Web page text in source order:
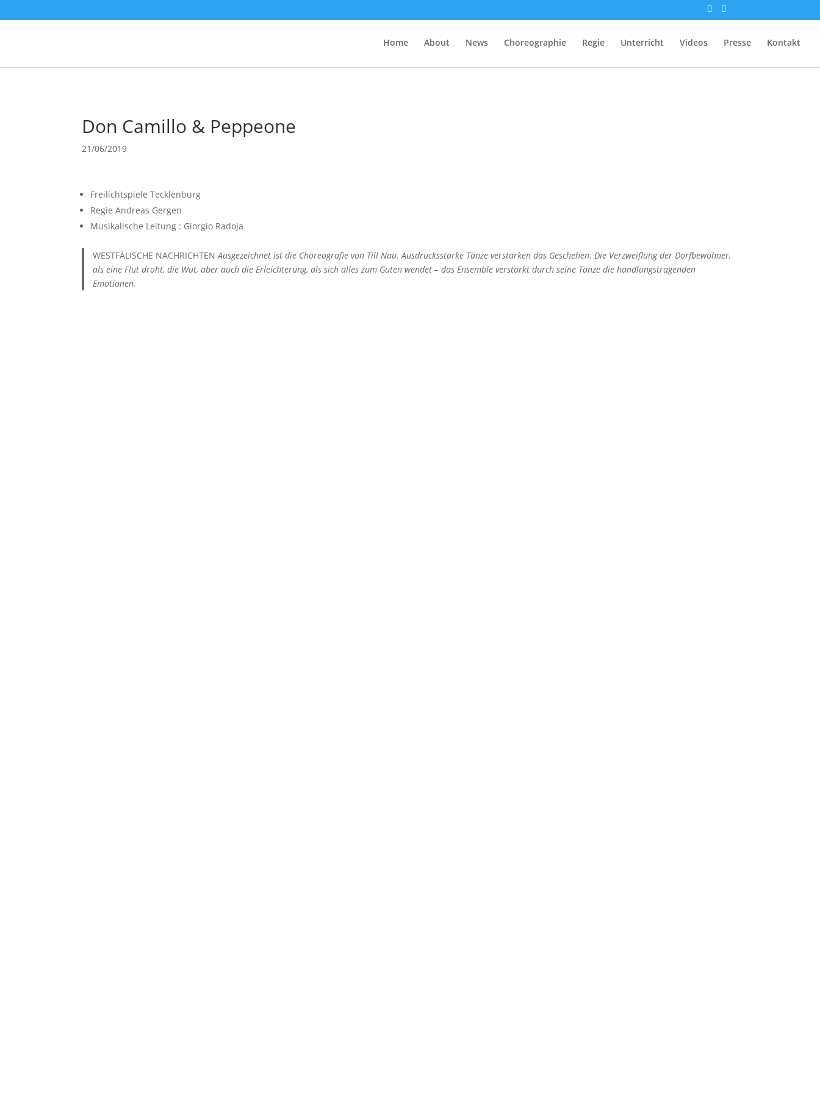
Home About News Choreographie Regie Unterricht Videos Presse Kontakt
Don Camillo & Peppeone
21/06/2019
Freilichtspiele Tecklenburg
Regie Andreas Gergen
Musikalische Leitung : Giorgio Radoja
WESTFÄLISCHE NACHRICHTENAusgezeichnet ist die Choreografie von Till Nau. Ausdrucksstarke Tänze verstärken das Geschehen. Die Verzweiflung der Dorfbewohner,
als eine Flut droht, die Wut, aber auch die Erleichterung, als sich alles zum Guten wendet – das Ensemble verstärkt durch seine Tänze die handlungstragenden
Emotionen.